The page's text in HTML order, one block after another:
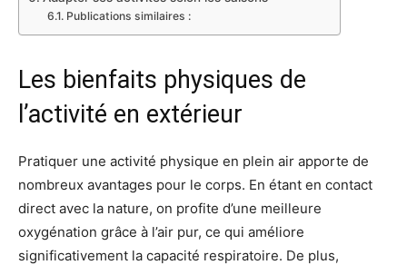
Publications similaires :
Les bienfaits physiques de
l’activité en extérieur
Pratiquer une activité physique en plein air apporte de
nombreux avantages pour le corps. En étant en contact
direct avec la nature, on profite d’une meilleure
oxygénation grâce à l’air pur, ce qui améliore
significativement la capacité respiratoire. De plus,